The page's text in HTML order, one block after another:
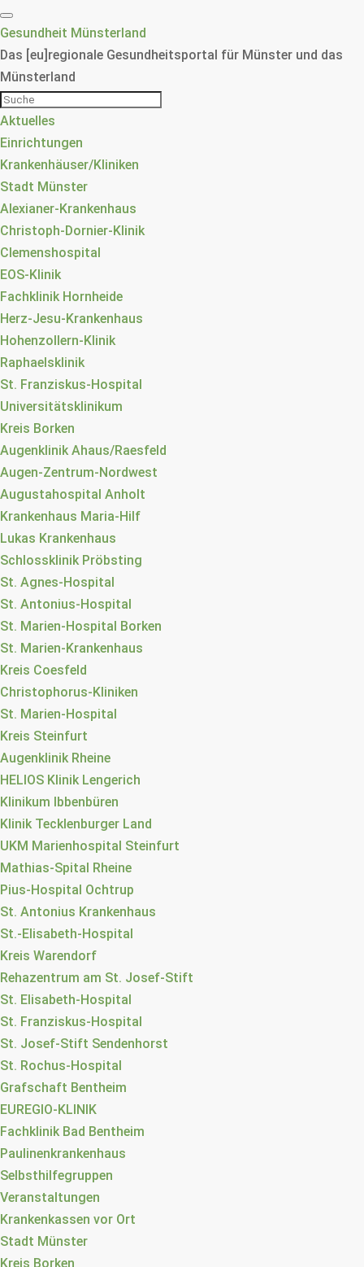
Gesundheit Münsterland
Das [eu]regionale Gesundheitsportal für Münster und das
Münsterland
Aktuelles
Einrichtungen
Krankenhäuser/Kliniken
Stadt Münster
Alexianer-Krankenhaus
Christoph-Dornier-Klinik
Clemenshospital
EOS-Klinik
Fachklinik Hornheide
Herz-Jesu-Krankenhaus
Hohenzollern-Klinik
Raphaelsklinik
St. Franziskus-Hospital
Universitätsklinikum
Kreis Borken
Augenklinik Ahaus/Raesfeld
Augen-Zentrum-Nordwest
Augustahospital Anholt
Krankenhaus Maria-Hilf
Lukas Krankenhaus
Schlossklinik Pröbsting
St. Agnes-Hospital
St. Antonius-Hospital
St. Marien-Hospital Borken
St. Marien-Krankenhaus
Kreis Coesfeld
Christophorus-Kliniken
St. Marien-Hospital
Kreis Steinfurt
Augenklinik Rheine
HELIOS Klinik Lengerich
Klinikum Ibbenbüren
Klinik Tecklenburger Land
UKM Marienhospital Steinfurt
Mathias-Spital Rheine
Pius-Hospital Ochtrup
St. Antonius Krankenhaus
St.-Elisabeth-Hospital
Kreis Warendorf
Rehazentrum am St. Josef-Stift
St. Elisabeth-Hospital
St. Franziskus-Hospital
St. Josef-Stift Sendenhorst
St. Rochus-Hospital
Grafschaft Bentheim
EUREGIO-KLINIK
Fachklinik Bad Bentheim
Paulinenkrankenhaus
Selbsthilfegruppen
Veranstaltungen
Krankenkassen vor Ort
Stadt Münster
Kreis Borken